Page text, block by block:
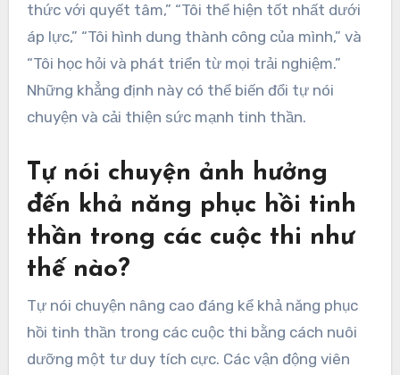
thức với quyết tâm,” “Tôi thể hiện tốt nhất dưới
áp lực,” “Tôi hình dung thành công của mình,” và
“Tôi học hỏi và phát triển từ mọi trải nghiệm.”
Những khẳng định này có thể biến đổi tự nói
chuyện và cải thiện sức mạnh tinh thần.
Tự nói chuyện ảnh hưởng
đến khả năng phục hồi tinh
thần trong các cuộc thi như
thế nào?
Tự nói chuyện nâng cao đáng kể khả năng phục
hồi tinh thần trong các cuộc thi bằng cách nuôi
dưỡng một tư duy tích cực. Các vận động viên